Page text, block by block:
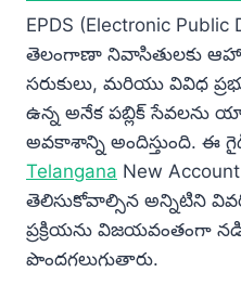
EPDS (Electronic Public
తెలంగాణా నివాసితులకు
సరుకులు, మరియు వివిధ
ఉన్న అనేక పబ్లిక్ సేవలను
అవకాశాన్ని అందిస్తుంది. ఈ
Telangana New
తెలిసుకోవాల్సిన అన్నిటిని
ప్రక్రియను విజయవంతంగా
పొందగలుగుతారు.